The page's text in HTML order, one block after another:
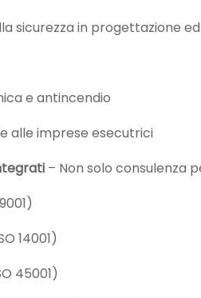
in progettazione ed
e antincendio
imprese esecutrici
– Non solo consulenza
14001)
45001)